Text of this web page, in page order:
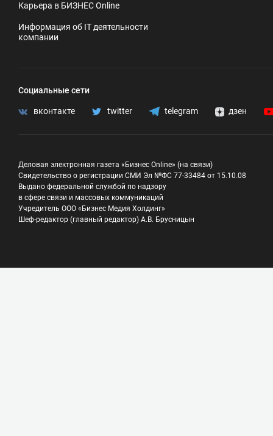
Карьера в БИЗНЕС Online
Информация об IT деятельности
компании
Социальные сети
вконтакте twitter telegram дзен
Деловая электронная газета «Бизнес Online» (на связи)
Свидетельство о регистрации СМИ Эл №ФС 77-33484 от 15.10.08
Выдано федеральной службой по надзору
в сфере связи и массовых коммуникаций
Учредитель ООО «Бизнес Медия Холдинг»
Шеф-редактор (главный редактор) А.В. Брусницын